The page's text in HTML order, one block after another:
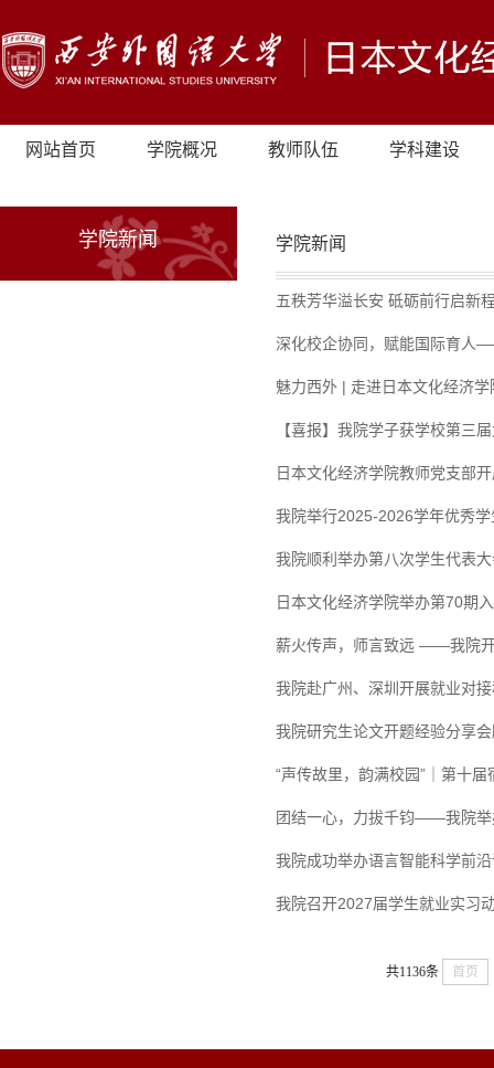
网站首页 学院概况 教师队伍 学科建设
学院新闻 学院新闻
五秩芳华溢长安 砥砺前行启新
深化校企协同，赋能国际育人
魅力西外 | 走进日本文化经济学
【喜报】我院学子获学校第三
日本文化经济学院教师党支部
我院举行2025-2026学年优秀
我院顺利举办第八次学生代表
日本文化经济学院举办第70期
薪火传声，师言致远 ——我院开
我院赴广州、深圳开展就业对
我院研究生论文开题经验分享
“声传故里，韵满校园”｜第十
团结一心，力拔千钧——我院举
我院成功举办语言智能科学前
我院召开2027届学生就业实习
共1136条 首页